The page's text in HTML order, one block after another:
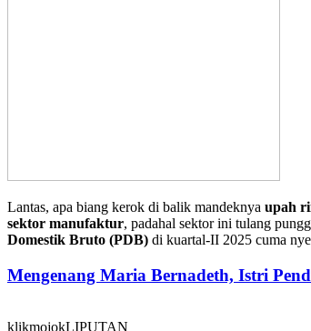
Lantas, apa biang kerok di balik mandeknya upah
sektor manufaktur, padahal sektor ini tulang
Domestik Bruto (PDB) di kuartal-II 2025 cuma
Mengenang Maria Bernadeth, Istri
klikmojokLIPUTAN